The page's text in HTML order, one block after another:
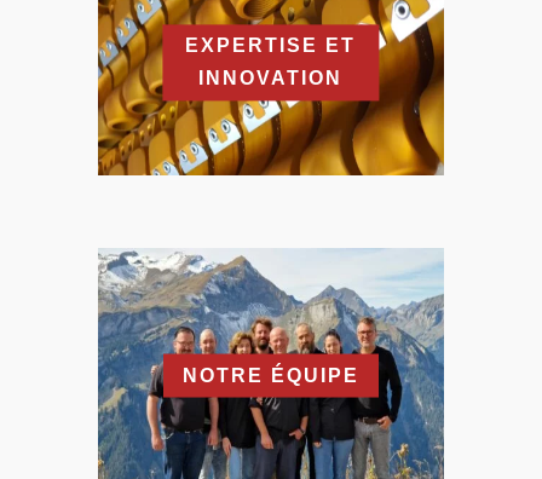
EXPERTISE ET
INNOVATION
NOTRE ÉQUIPE